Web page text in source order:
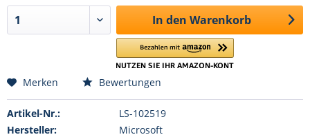
In den Warenkorb
Merken Bewertungen
Artikel-Nr.:
LS-102519
Hersteller:
Microsoft